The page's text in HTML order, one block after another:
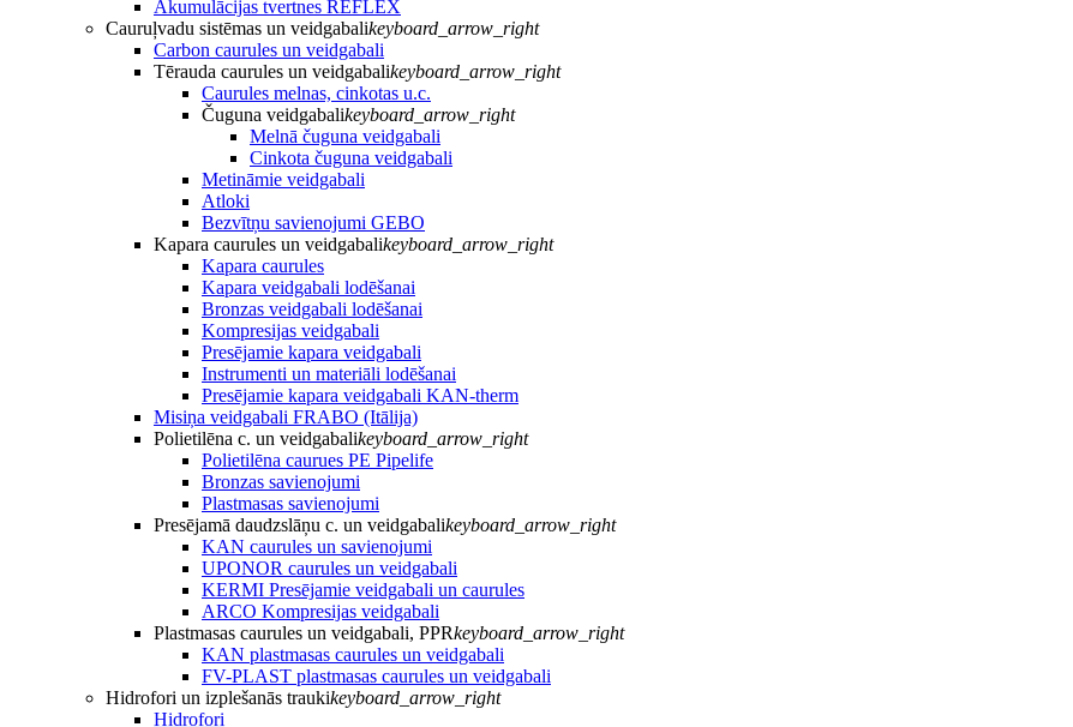
Akumulācijas tvertnes REFLEX
Cauruļvadu sistēmas un veidgabalikeyboard_arrow_right
Carbon caurules un veidgabali
Tērauda caurules un veidgabalikeyboard_arrow_right
Caurules melnas, cinkotas u.c.
Čuguna veidgabalikeyboard_arrow_right
Melnā čuguna veidgabali
Cinkota čuguna veidgabali
Metināmie veidgabali
Atloki
Bezvītņu savienojumi GEBO
Kapara caurules un veidgabalikeyboard_arrow_right
Kapara caurules
Kapara veidgabali lodēšanai
Bronzas veidgabali lodēšanai
Kompresijas veidgabali
Presējamie kapara veidgabali
Instrumenti un materiāli lodēšanai
Presējamie kapara veidgabali KAN-therm
Misiņa veidgabali FRABO (Itālija)
Polietilēna c. un veidgabalikeyboard_arrow_right
Polietilēna caurues PE Pipelife
Bronzas savienojumi
Plastmasas savienojumi
Presējamā daudzslāņu c. un veidgabalikeyboard_arrow_right
KAN caurules un savienojumi
UPONOR caurules un veidgabali
KERMI Presējamie veidgabali un caurules
ARCO Kompresijas veidgabali
Plastmasas caurules un veidgabali, PPRkeyboard_arrow_right
KAN plastmasas caurules un veidgabali
FV-PLAST plastmasas caurules un veidgabali
Hidrofori un izplešanās traukikeyboard_arrow_right
Hidrofori